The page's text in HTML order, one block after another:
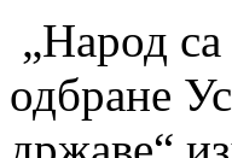
„Народ
одбране